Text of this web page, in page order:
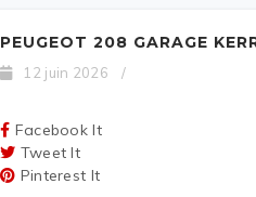
PEUGEOT 208 GARAGE
12 juin 2026 /
Facebook It
Tweet It
Pinterest It